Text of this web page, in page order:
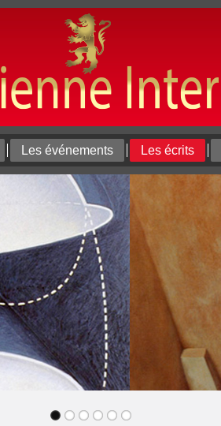
Les événements Les écrits